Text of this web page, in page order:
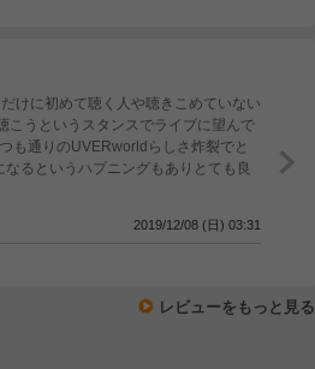
けに初めて聴く人や聴きこめていない
こうというスタンスでライブに望んで
るというハプニングもありとても良
2019/12/08 (日) 03:31
レビューをもっと見る